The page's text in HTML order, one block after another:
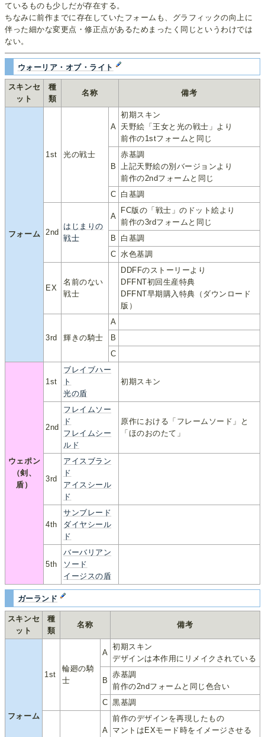
ているものも少しだが存在する。
ちなみに前作までに存在していたフォームも、グラフィックの向上に
伴った細かな変更点・修正点があるためまったく同じというわけでは
ない。
ウォーリア・オブ・ライト
スキンセ
ット
種
類
名称 備考
フォーム
1st 光の戦士
A
初期スキン
天野絵「王女と光の戦士」より
前作の1stフォームと同じ
B
赤基調
上記天野絵の別バージョンより
前作の2ndフォームと同じ
C 白基調
2nd
はじまりの
戦士
A
FC版の「戦士」のドット絵より
前作の3rdフォームと同じ
B
白基調
C 水色基調
EX
名前のない
戦士
DDFFのストーリーより
DFFNT初回生産特典
DFFNT早期購入特典（ダウンロード
版）
3rd 輝きの騎士
A
B
C
ウェポン
（剣、
盾）
1st
ブレイブハー
ト
光の盾
初期スキン
2nd
フレイムソー
ド
フレイムシー
ルド
原作における「フレームソード」と
「ほのおのたて」
3rd
アイスブラン
ド
アイスシール
ド
4th
サンブレード
ダイヤシール
ド
5th
バーバリアン
ソード
イージスの盾
ガーランド
スキンセ
ット
種
類
名称 備考
フォーム
1st
輪廻の騎
士
A
初期スキン
デザインは本作用にリメイクされている
B
赤基調
前作の2ndフォームと同じ色合い
C 黒基調
A
前作のデザインを再現したもの
マントはEXモード時をイメージさせる